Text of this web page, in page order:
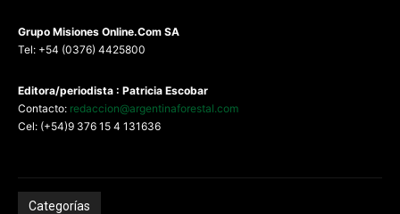
Grupo Misiones Online.Com SA
Tel: +54 (0376) 4425800
Editora/periodista : Patricia Escobar
Contacto: redaccion@argentinaforestal.com
Cel: (+54)9 376 15 4 131636
Categorías